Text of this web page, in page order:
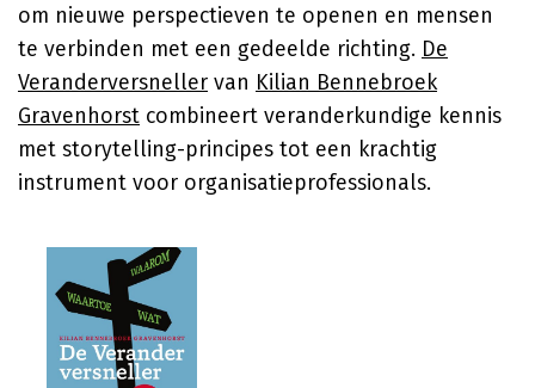
om nieuwe perspectieven te openen en mensen
te verbinden met een gedeelde richting. De
Veranderversneller van Kilian Bennebroek
Gravenhorst combineert veranderkundige kennis
met storytelling-principes tot een krachtig
instrument voor organisatieprofessionals.